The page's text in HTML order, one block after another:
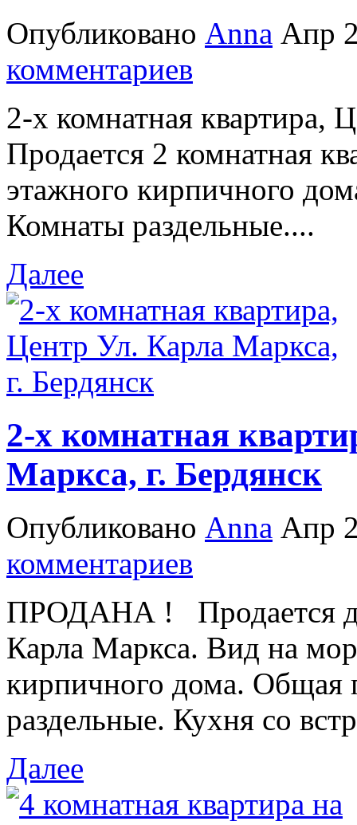
Опубликовано Anna Апр
комментариев
2-х комнатная квартира,
Продается 2 комнатная
этажного кирпичного
Комнаты раздельные....
Далее
2-х комнатная
Маркса, г. Бердянск
Опубликовано Anna Апр
комментариев
ПРОДАНА ! Продается
Карла Маркса. Вид на
кирпичного дома.
раздельные. Кухня со
Далее